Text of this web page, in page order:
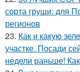
сорта груши: для
регионов
23. Как и какую
участке. Посади
недели раньше!